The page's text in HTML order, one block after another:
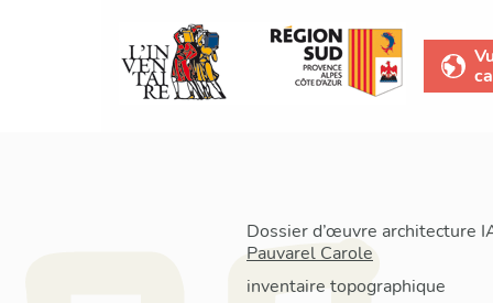
Dossier d’œuvre architecture
Pauvarel Carole
inventaire topographique